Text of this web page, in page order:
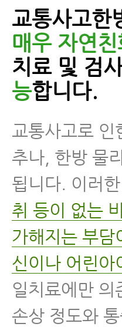
교통사고한
매우 자연
치료 및 검
능합니다.
교통사고로 인
추나, 한방 물
됩니다. 이러한
취 등이 없는
가해지는 부담
신이나 어린아
일치료에만 의
손상 정도와